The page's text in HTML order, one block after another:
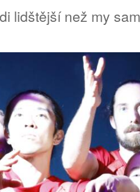
lidštější než my